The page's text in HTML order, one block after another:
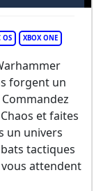
OS XBOX ONE
forgent un
et faites
un univers
tactiques
attendent